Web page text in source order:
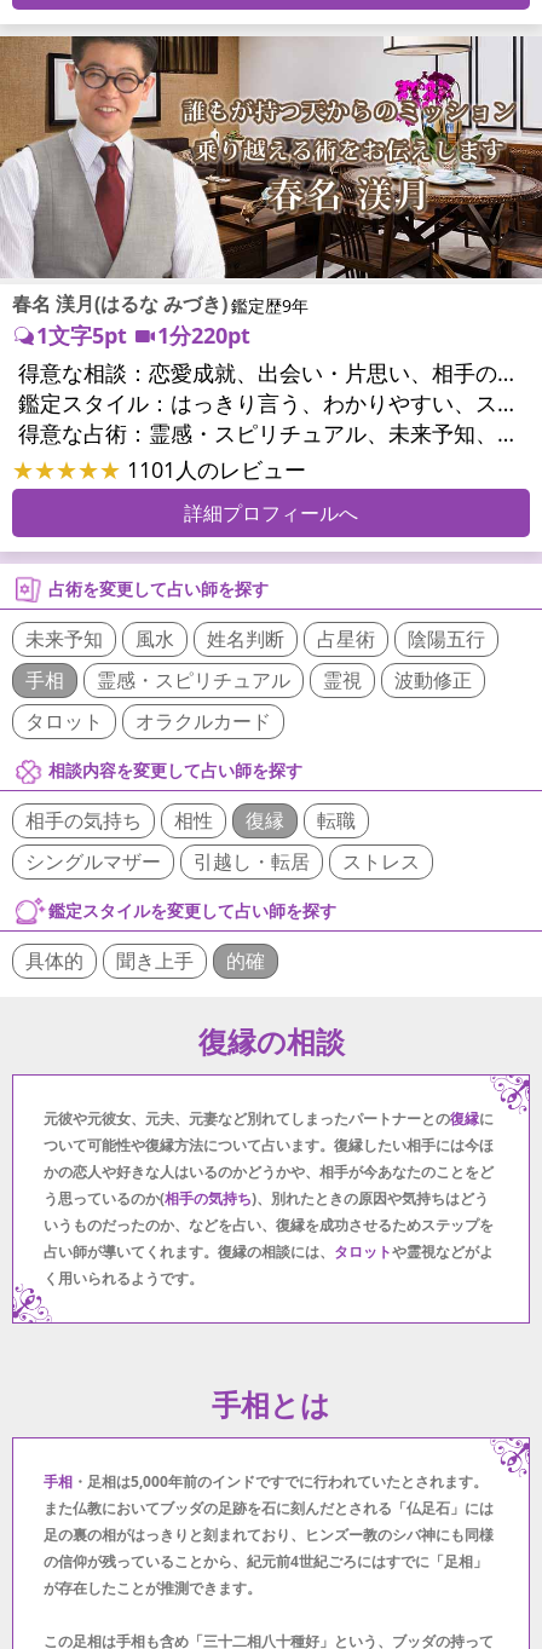
春名 渼月(はるな みづき)鑑定歴9年
1文字5pt
1分220pt
得意な相談：
恋愛成就、出会い・片思い、相手の気持ち、相性、結婚、男心・女心、二人の今後、複雑な恋愛、三角関係、略奪愛、浮気、不倫、復活愛、復縁、離婚、同性愛・LGBT、人間関係、職場の人間関係、対人関係、仕事運、適職、天職、転職、進路、就職、人生全般、使命、経営相談、人事、開業、夢、目標、ビジネスチャンス、ビジネスパートナー、パワーハラスメント、家族関係、夫婦関係、家庭問題、夫婦問題、シングルマザー、ストレス、いじめ、人生相談、ペットの気持ち、引越し・転居、方位、開運指導、健康運、金運、金銭トラブル、ご近所問題
鑑定スタイル：
はっきり言う、わかりやすい、スピード鑑定、簡潔、具体的、的確、納得感、友達のように相談できる、聞き上手、とても話しやすい、じっくり聞いてくれる、勇気をくれる、前向き・元気になれる
得意な占術：
霊感・スピリチュアル、未来予知、チャネリング、タロット、九星気学、占星術、カラー診断、易学、陰陽五行、手相、人相(顔相)、祈願、オリジナル占術
★★★★★ 1101人のレビュー
詳細プロフィールへ
占術を変更して占い師を探す
未来予知 風水 姓名判断 占星術
陰陽五行
手相
霊感・スピリチュアル 霊視
波動修正
タロット
オラクルカード
相談内容を変更して占い師を探す
相手の気持ち 相性 復縁
転職
シングルマザー
引越し・転居 ストレス
鑑定スタイルを変更して占い師を探す
具体的 聞き上手 的確
復縁の相談
元彼や元彼女、元夫、元妻など別れてしまったパートナーとの復縁に
ついて可能性や復縁方法について占います。復縁したい相手には今ほ
かの恋人や好きな人はいるのかどうかや、相手が今あなたのことをど
う思っているのか(相手の気持ち)、別れたときの原因や気持ちはどう
いうものだったのか、などを占い、復縁を成功させるためステップを
占い師が導いてくれます。復縁の相談には、 タロットや霊視などがよ
く用いられるようです。
手相とは
手相 ・足相は5,000年前のインドですでに行われていたとされます。
また仏教においてブッダの足跡を石に刻んだとされる「仏足石」には
足の裏の相がはっきりと刻まれており、ヒンズー教のシバ神にも同様
の信仰が残っていることから、紀元前4世紀ごろにはすでに「足相」
が存在したことが推測できます。
この足相は手相も含め「三十二相八十種好」という、ブッダの持って